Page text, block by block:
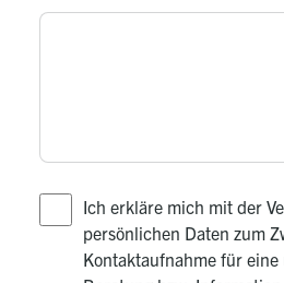
Ich erkläre mich mit der
persönlichen Daten zum
Kontaktaufnahme für